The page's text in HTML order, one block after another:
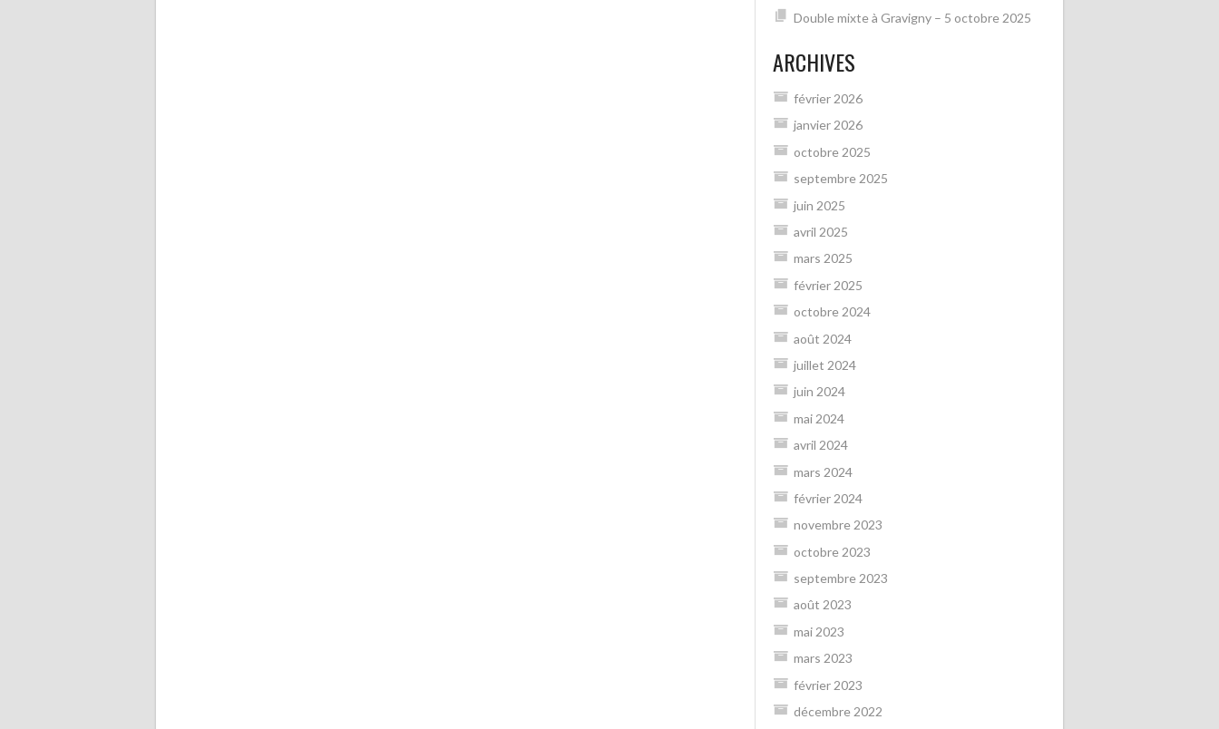
Double mixte à Gravigny – 5 octobre 2025
ARCHIVES
février 2026
janvier 2026
octobre 2025
septembre 2025
juin 2025
avril 2025
mars 2025
février 2025
octobre 2024
août 2024
juillet 2024
juin 2024
mai 2024
avril 2024
mars 2024
février 2024
novembre 2023
octobre 2023
septembre 2023
août 2023
mai 2023
mars 2023
février 2023
décembre 2022